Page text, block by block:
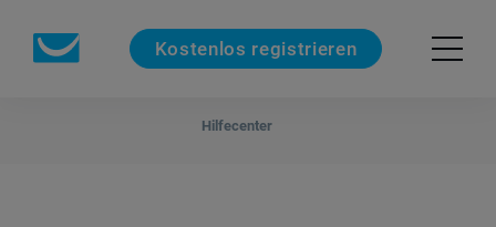
Kostenlos registrieren
Hilfecenter